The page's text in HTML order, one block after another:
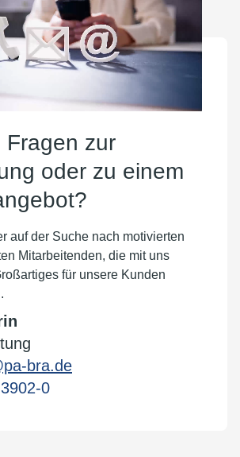
Fragen zur
oder zu einem
auf der Suche nach motivierten
Mitarbeitenden, die mit uns
für unsere Kunden
bra.de
0